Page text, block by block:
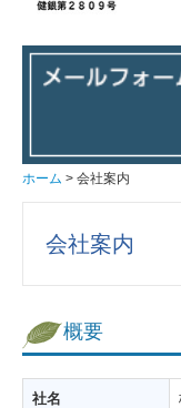
各種化合物の合
創薬薬物動態試
トキシコキネ
臨床薬物動態試
トリチウム標
委受託の手順
ホーム 会社案内
会社案内
概要
社名